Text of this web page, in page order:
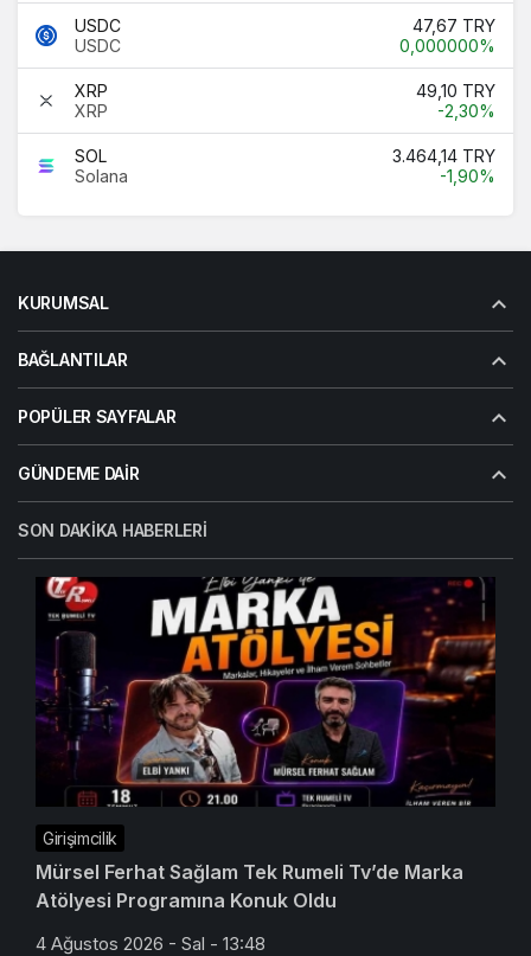
USDC
USDC
47,67 TRY
0,000000%
XRP
XRP
49,10 TRY
-2,30%
SOL
Solana
3.464,14 TRY
-1,90%
KURUMSAL
BAĞLANTILAR
POPÜLER SAYFALAR
GÜNDEME DAIR
SON DAKIKA HABERLERI
Girişimcilik
Mürsel Ferhat Sağlam Tek Rumeli Tv’de Marka
Atölyesi Programına Konuk Oldu
4 Ağustos 2026 - Sal - 13:48